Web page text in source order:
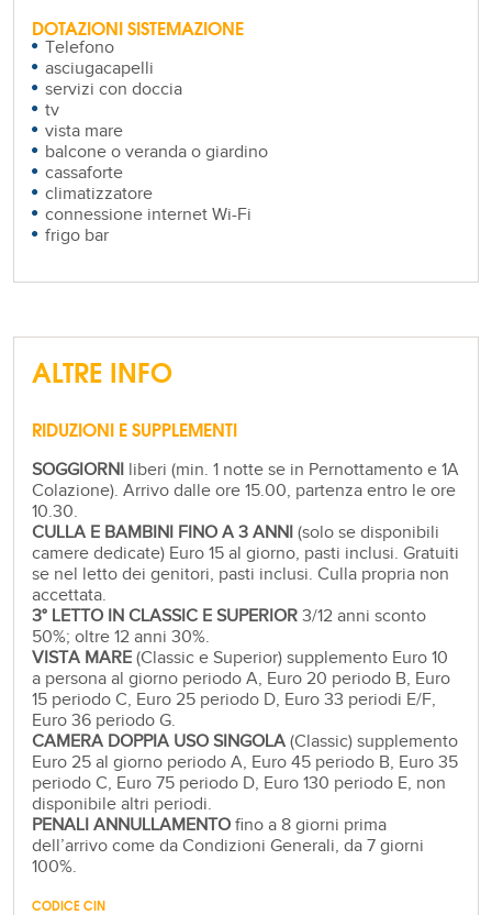
DOTAZIONI SISTEMAZIONE
Telefono
asciugacapelli
servizi con doccia
tv
vista mare
balcone o veranda o giardino
cassaforte
climatizzatore
connessione internet Wi-Fi
frigo bar
ALTRE INFO
RIDUZIONI E SUPPLEMENTI
SOGGIORNI liberi (min. 1 notte se in Pernottamento e 1A
Colazione). Arrivo dalle ore 15.00, partenza entro le ore
10.30.
CULLA E BAMBINI FINO A 3 ANNI (solo se disponibili
camere dedicate) Euro 15 al giorno, pasti inclusi. Gratuiti
se nel letto dei genitori, pasti inclusi. Culla propria non
accettata.
3° LETTO IN CLASSIC E SUPERIOR 3/12 anni sconto
50%; oltre 12 anni 30%.
VISTA MARE (Classic e Superior) supplemento Euro 10
a persona al giorno periodo A, Euro 20 periodo B, Euro
15 periodo C, Euro 25 periodo D, Euro 33 periodi E/F,
Euro 36 periodo G.
CAMERA DOPPIA USO SINGOLA (Classic) supplemento
Euro 25 al giorno periodo A, Euro 45 periodo B, Euro 35
periodo C, Euro 75 periodo D, Euro 130 periodo E, non
disponibile altri periodi.
PENALI ANNULLAMENTO fino a 8 giorni prima
dell’arrivo come da Condizioni Generali, da 7 giorni
100%.
CODICE CIN